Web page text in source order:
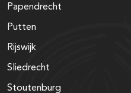
Papendrecht
Putten
Rijswijk
Sliedrecht
Stoutenburg